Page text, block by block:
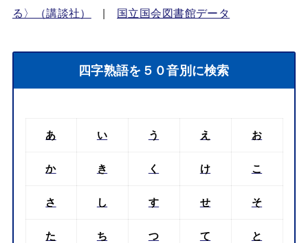
る〉（講談社）
| 国立国会図書館データ
四字熟語を５０音別に検索
あ い う え お
か き く け こ
さ し す せ そ
た ち つ て と